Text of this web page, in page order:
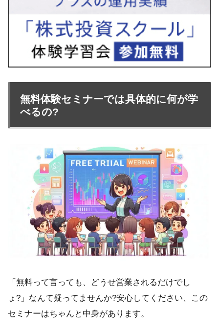
無料体験セミナーでは具体的に何が学
べるの?
「無料って言っても、どうせ営業されるだけでし
ょ?」なんて疑ってませんか?安心してください、この
セミナーはちゃんと中身があります。